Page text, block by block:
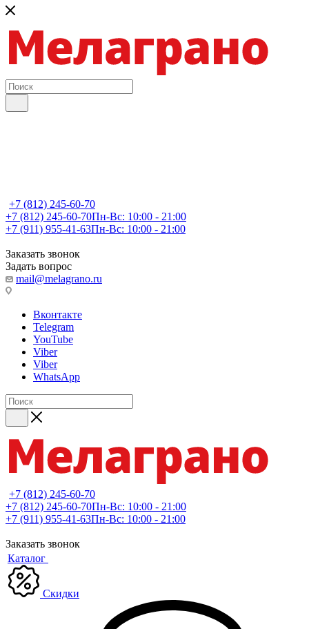
+7 (812) 245-60-70
+7 (812) 245-60-70Пн-Вс: 10:00 - 21:00
+7 (911) 955-41-63Пн-Вс: 10:00 - 21:00
Заказать звонок
Задать вопрос
mail@melagrano.ru
Вконтакте
Telegram
YouTube
Viber
Viber
WhatsApp
+7 (812) 245-60-70
+7 (812) 245-60-70Пн-Вс: 10:00 - 21:00
+7 (911) 955-41-63Пн-Вс: 10:00 - 21:00
Заказать звонок
Каталог
Скидки